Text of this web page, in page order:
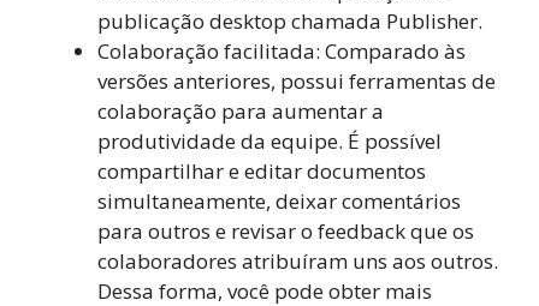
publicação desktop chamada Publisher.
Colaboração facilitada: Comparado às
versões anteriores, possui ferramentas de
colaboração para aumentar a
produtividade da equipe. É possível
compartilhar e editar documentos
simultaneamente, deixar comentários
para outros e revisar o feedback que os
colaboradores atribuíram uns aos outros.
Dessa forma, você pode obter mais